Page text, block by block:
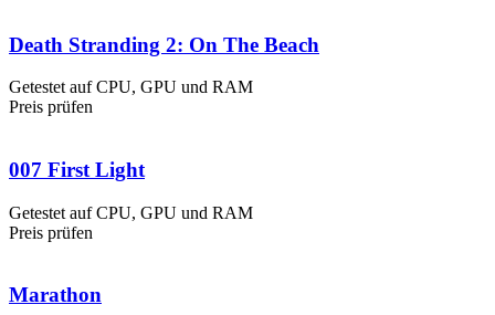
Death Stranding 2: On The Beach
Getestet auf CPU, GPU und RAM
Preis prüfen
007 First Light
Getestet auf CPU, GPU und RAM
Preis prüfen
Marathon